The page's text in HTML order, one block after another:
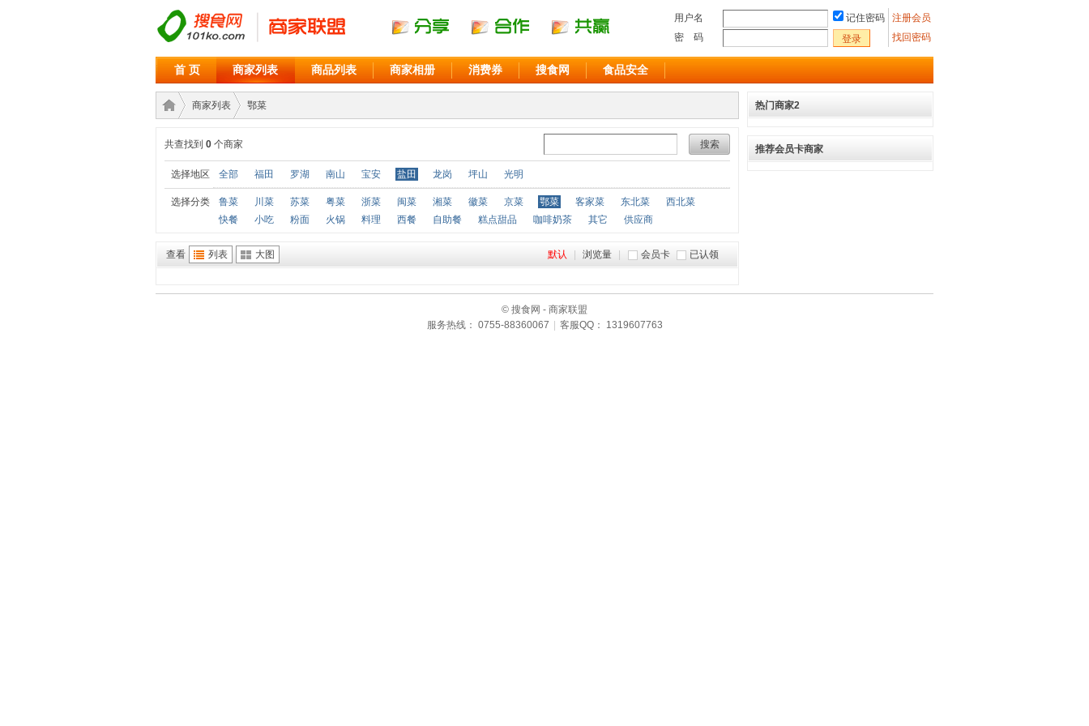
注册会员
找回密码
用户名
记住密码
密 码
登录
首 页 商家列表 商品列表 商家相册 消费券 搜食网 食品安全
商家›
商家列表
›
鄂菜
搜索
共查找到 0 个商家
选择地区 全部 福田 罗湖 南山 宝安 盐田 龙岗 坪山 光明
选择分类 鲁菜 川菜 苏菜 粤菜 浙菜 闽菜 湘菜 徽菜 京菜 鄂菜 客家菜 东北菜
西北菜
快餐
小吃 粉面 火锅 料理 西餐 自助餐 糕点甜品 咖啡奶茶 其它 供应商
查看 列表 大图 会员卡 已认领
默认 浏览量
热门商家2
推荐会员卡商家
© 搜食网 - 商家联盟
服务热线： 0755-88360067
客服QQ： 1319607763